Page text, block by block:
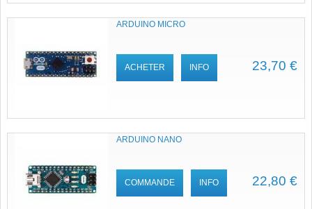
ARDUINO MICRO
23,70 €
ACHETER INFO
ARDUINO NANO
22,80 €
COMMANDE INFO